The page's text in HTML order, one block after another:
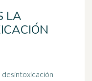
LA
desintoxicación